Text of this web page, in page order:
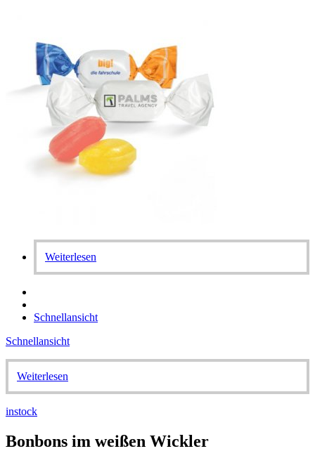
Weiterlesen
Schnellansicht
Schnellansicht
Weiterlesen
instock
Bonbons im weißen Wickler